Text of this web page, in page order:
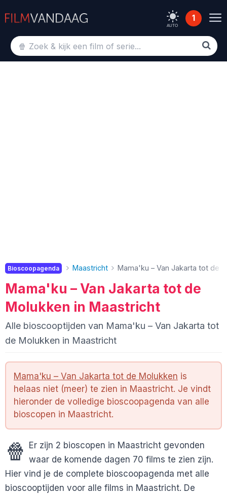
AUTO
1
Bioscoopagenda Maastricht Mama'ku – Van Jakarta tot de
Mama'ku – Van Jakarta tot de
Molukken in Maastricht
Alle bioscooptijden van Mama'ku – Van Jakarta tot
de Molukken in Maastricht
Mama'ku – Van Jakarta tot de Molukken is
helaas niet (meer) te zien in Maastricht. Je vindt
hieronder de volledige bioscoopagenda van alle
bioscopen in Maastricht.
🍿 Er zijn 2 bioscopen in Maastricht gevonden
waar de komende dagen 70 films te zien zijn.
Hier vind je de complete bioscoopagenda met alle
bioscooptijden voor alle films in Maastricht. De